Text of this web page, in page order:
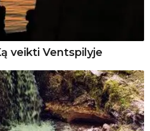
veikti Ventspilyje